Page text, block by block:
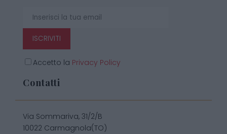
ISCRIVITI
Accetto la Privacy Policy
Contatti
Via Sommariva, 31/2/B
10022 Carmagnola(TO)